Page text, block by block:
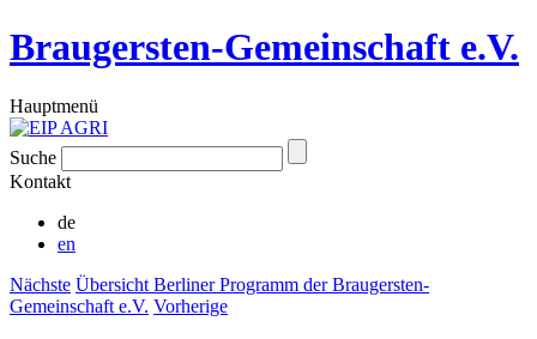
Braugersten-Gemeinschaft e.V.
Hauptmenü
Suche
Kontakt
de
en
Nächste Übersicht Berliner Programm der Braugersten-
Gemeinschaft e.V. Vorherige